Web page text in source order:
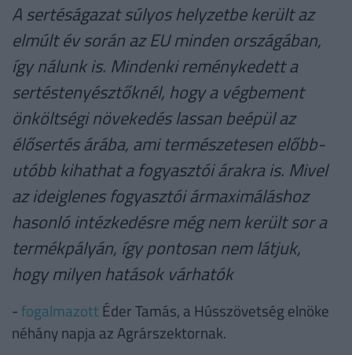
A sertéságazat súlyos helyzetbe került az
elmúlt év során az EU minden országában,
így nálunk is. Mindenki reménykedett a
sertéstenyésztőknél, hogy a végbement
önköltségi növekedés lassan beépül az
élősertés árába, ami természetesen előbb-
utóbb kihathat a fogyasztói árakra is. Mivel
az ideiglenes fogyasztói ármaximáláshoz
hasonló intézkedésre még nem került sor a
termékpályán, így pontosan nem látjuk,
hogy milyen hatások várhatók
- fogalmazottÉder Tamás, a Hússzövetség elnöke
néhány napja az Agrárszektornak.